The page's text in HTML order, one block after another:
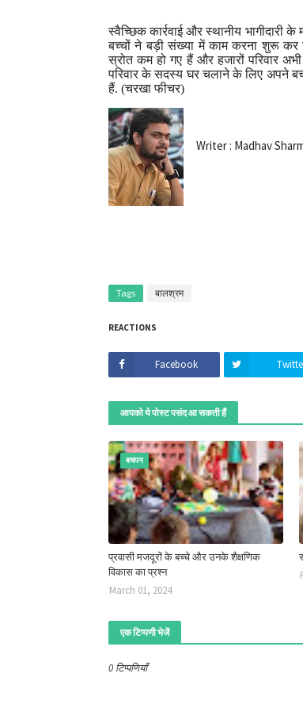
स्वैच्छिक कार्रवाई और स्थानीय भागीदारी
बच्चों ने बड़ी संख्या में काम करना शुरू कर
स्रोत कम हो गए हैं और हजारों परिवार
परिवार के सदस्य घर चलाने के लिए अपने
हैं. (चरखा फीचर)
Writer : Madhav
Tags बालश्रम
REACTIONS
Facebook
आपको ये पोस्ट पसंद आ सकती हैं
बचपन
प्रवासी मजदूरों के बच्चे और उनके शैक्षणिक
विकास का प्रश्न
March 01, 2024
एक टिप्पणी भेजें
0 टिप्पणियाँ